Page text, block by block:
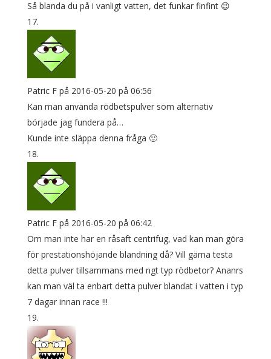
Så blanda du på i vanligt vatten, det funkar finfint 😉
Patric F på 2016-05-20 på 06:56
Kan man använda rödbetspulver som alternativ
började jag fundera på…
Kunde inte släppa denna fråga 🙂
Patric F på 2016-05-20 på 06:42
Om man inte har en råsaft centrifug, vad kan man göra
för prestationshöjande blandning då? Vill gärna testa
detta pulver tillsammans med ngt typ rödbetor? Ananrs
kan man väl ta enbart detta pulver blandat i vatten i typ
7 dagar innan race !!!